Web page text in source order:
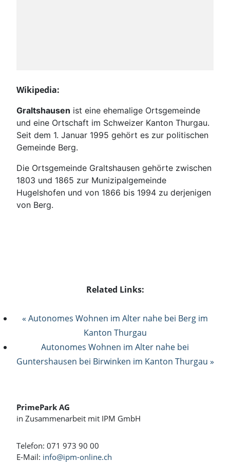
Wikipedia:
Graltshausen ist eine ehemalige Ortsgemeinde
und eine Ortschaft im Schweizer Kanton Thurgau.
Seit dem 1. Januar 1995 gehört es zur politischen
Gemeinde Berg.
Die Ortsgemeinde Graltshausen gehörte zwischen
1803 und 1865 zur Munizipalgemeinde
Hugelshofen und von 1866 bis 1994 zu derjenigen
von Berg.
Related Links:
« Autonomes Wohnen im Alter nahe bei Berg im
Kanton Thurgau
Autonomes Wohnen im Alter nahe bei
Guntershausen bei Birwinken im Kanton Thurgau »
PrimePark AG
in Zusammenarbeit mit IPM GmbH
Telefon: 071 973 90 00
E-Mail: info@ipm-online.ch